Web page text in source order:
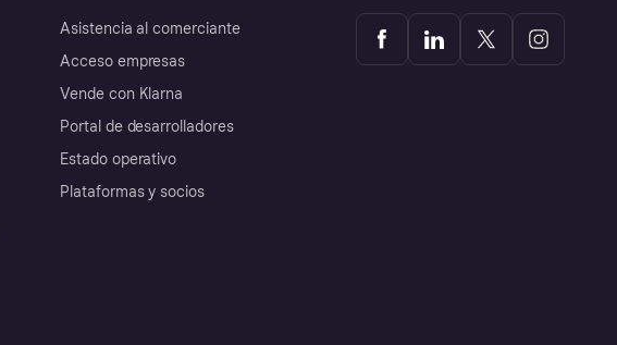
Asistencia al comerciante
Acceso empresas
Vende con Klarna
Portal de desarrolladores
Estado operativo
Plataformas y socios